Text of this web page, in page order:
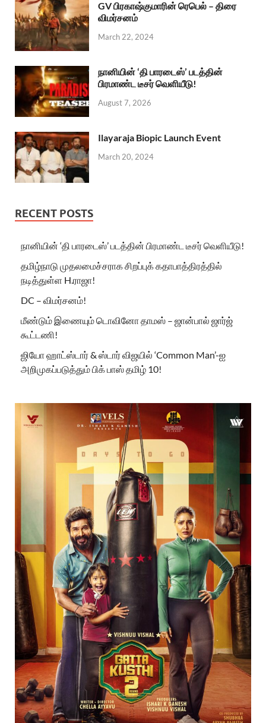
GV பிரகாஷ்குமாரின் ரெபெல் – திரை
விமர்சனம்
March 22, 2024
நானியின் ‘தி பாரடைஸ்’ படத்தின்
பிரமாண்ட டீசர் வெளியீடு!
August 7, 2026
Ilayaraja Biopic Launch Event
March 20, 2024
RECENT POSTS
நானியின் ‘தி பாரடைஸ்’ படத்தின் பிரமாண்ட டீசர் வெளியீடு!
தமிழ்நாடு முதலமைச்சராக சிறப்புக் கதாபாத்திரத்தில்
நடித்துள்ள H.ராஜா!
DC – விமர்சனம்!
மீண்டும் இணையும் டொவினோ தாமஸ் – ஜான்பால் ஜார்ஜ்
கூட்டணி!
ஜியோ ஹாட்ஸ்டார் & ஸ்டார் விஜயில் ‘Common Man’-ஐ
அறிமுகப்படுத்தும் பிக் பாஸ் தமிழ் 10!